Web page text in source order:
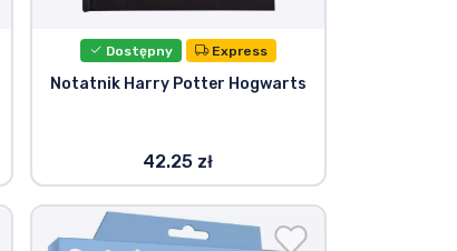
Dostępny Express
Notatnik Harry Potter Hogwarts
42.25 zł